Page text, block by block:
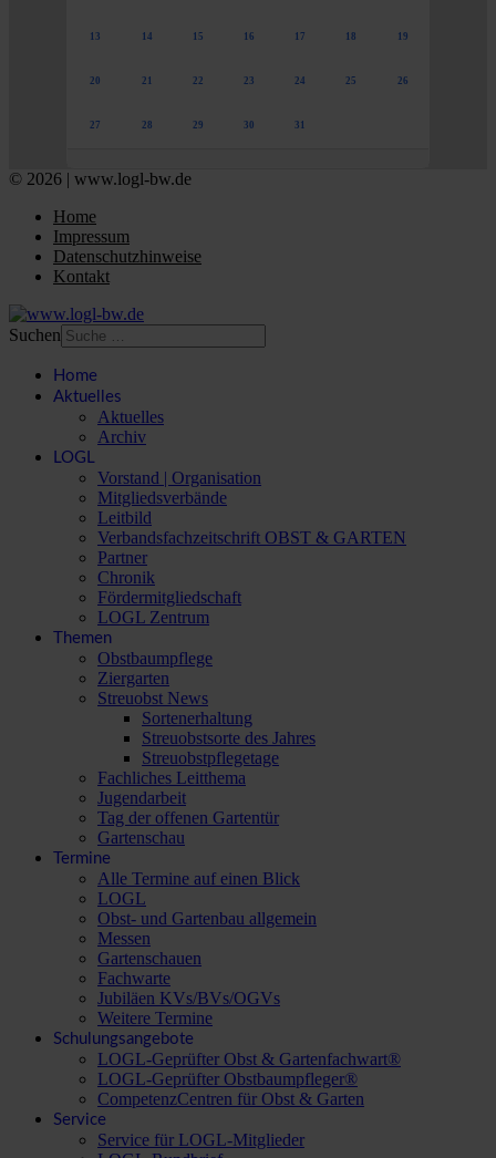
13 14 15 16 17 18 19
20 21 22 23 24 25 26
27 28 29 30 31
© 2026 | www.logl-bw.de
Home
Impressum
Datenschutzhinweise
Kontakt
Suchen
Home
Aktuelles
Aktuelles
Archiv
LOGL
Vorstand | Organisation
Mitgliedsverbände
Leitbild
Verbandsfachzeitschrift OBST & GARTEN
Partner
Chronik
Fördermitgliedschaft
LOGL Zentrum
Themen
Obstbaumpflege
Ziergarten
Streuobst News
Sortenerhaltung
Streuobstsorte des Jahres
Streuobstpflegetage
Fachliches Leitthema
Jugendarbeit
Tag der offenen Gartentür
Gartenschau
Termine
Alle Termine auf einen Blick
LOGL
Obst- und Gartenbau allgemein
Messen
Gartenschauen
Fachwarte
Jubiläen KVs/BVs/OGVs
Weitere Termine
Schulungsangebote
LOGL-Geprüfter Obst & Gartenfachwart®
LOGL-Geprüfter Obstbaumpfleger®
CompetenzCentren für Obst & Garten
Service
Service für LOGL-Mitglieder